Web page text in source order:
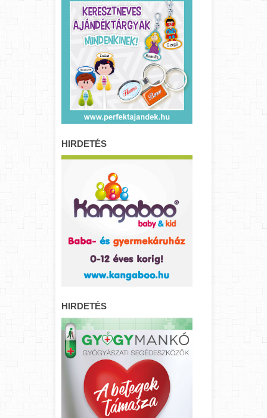
HIRDETÉS
HIRDETÉS